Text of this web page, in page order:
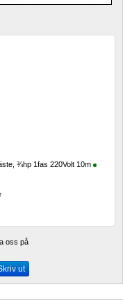
¾hp 1fas 220Volt 10m
oss på
ut